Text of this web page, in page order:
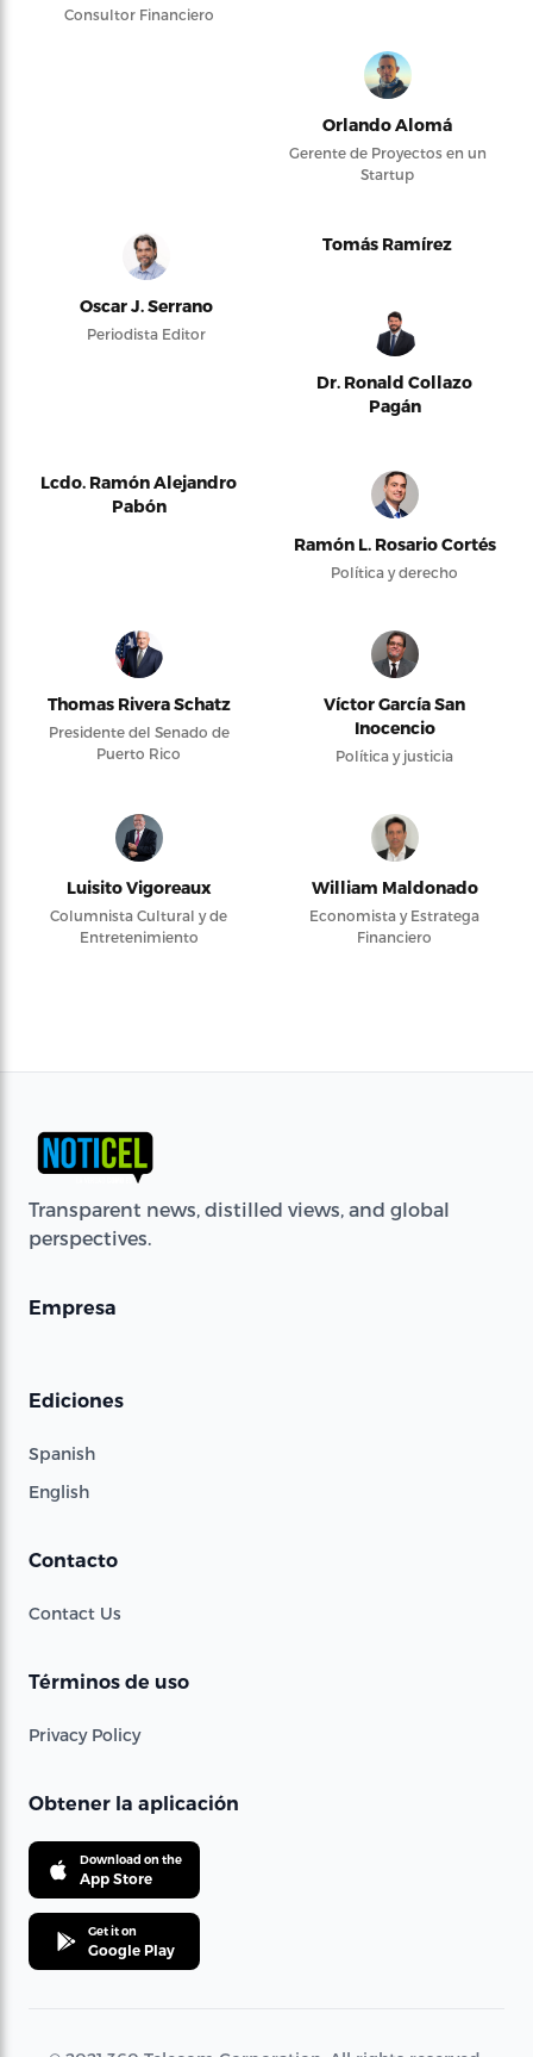
Consultor Financiero
Orlando Alomá
Gerente de Proyectos en un
Startup
Oscar J. Serrano
Periodista Editor
Tomás Ramírez
Dr. Ronald Collazo
Pagán
Lcdo. Ramón Alejandro
Pabón
Ramón L. Rosario Cortés
Política y derecho
Thomas Rivera Schatz
Presidente del Senado de
Puerto Rico
Víctor García San
Inocencio
Política y justicia
Luisito Vigoreaux
Columnista Cultural y de
Entretenimiento
William Maldonado
Economista y Estratega
Financiero
Transparent news, distilled views, and global
perspectives.
Empresa
Ediciones
Spanish
English
Contacto
Contact Us
Términos de uso
Privacy Policy
Obtener la aplicación
Download on the
App Store
Get it on
Google Play